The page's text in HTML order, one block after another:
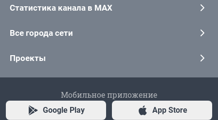
Статистика канала в MAX
Все города сети
Проекты
Мобильное приложение
Google Play App Store